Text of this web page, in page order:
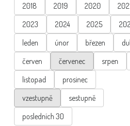
2018
2019 2020
2023
2024 2025
leden
únor březen
červen
červenec srpen
listopad
prosinec
vzestupně
sestupně
posledních 30